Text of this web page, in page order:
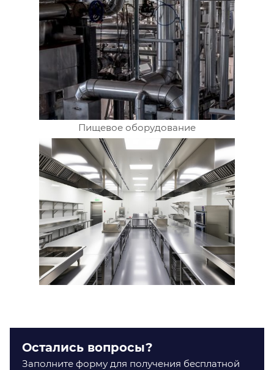
Пищевое оборудование
Остались вопросы?
Заполните форму для получения бесплатной